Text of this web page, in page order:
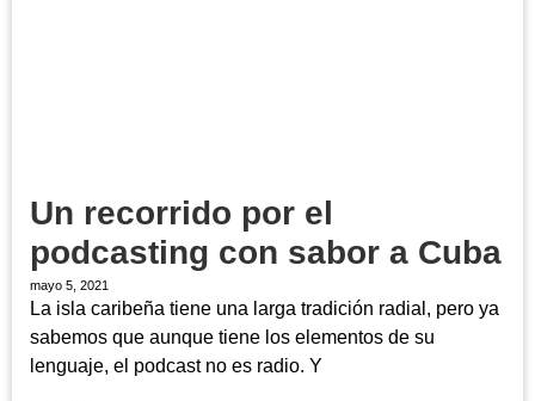
Un recorrido por el
podcasting con sabor a Cuba
mayo 5, 2021
La isla caribeña tiene una larga tradición radial, pero ya
sabemos que aunque tiene los elementos de su
lenguaje, el podcast no es radio. Y